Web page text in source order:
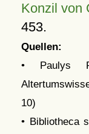
Konzil von
453.
Quellen:
• Paulys
10)
• Bibliotheca